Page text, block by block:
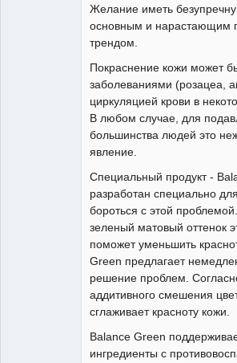
Желание иметь
основным и нарастающим
трендом.
Покраснение кожи может
заболеваниями (розацеа,
циркуляцией крови в
В любом случае, для
большинства людей это
явление.
Специальный продукт -
разработан специально
бороться с этой
зеленый матовый оттенок
поможет уменьшить
Green предлагает
решение проблем.
аддитивного смешения
сглаживает красноту кожи.
Balance Green
ингредиенты с